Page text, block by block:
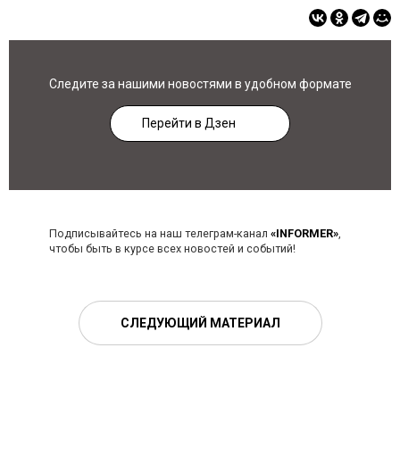
Следите за нашими новостями в удобном формате
Перейти в Дзен
Подписывайтесь на наш телеграм-канал «INFORMER»,
чтобы быть в курсе всех новостей и событий!
СЛЕДУЮЩИЙ МАТЕРИАЛ